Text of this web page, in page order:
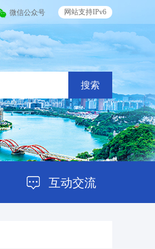
网站支持IPv6
微信公众号
搜索
互动交流